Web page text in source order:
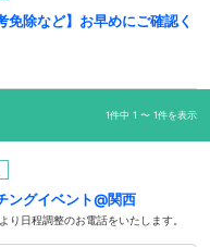
免除など】お早めにご確認く
1件中 1 〜 1件を表示
ングイベント@関西
日程調整のお電話をいたします。